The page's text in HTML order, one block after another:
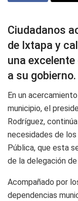
Ciudadanos
de Ixtapa y
una
a su gobierno.
En un
municipio, el
Rodríguez,
necesidades de
Pública, que esta
de la delegación
Acompañado por
dependencias